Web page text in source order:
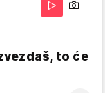
to će